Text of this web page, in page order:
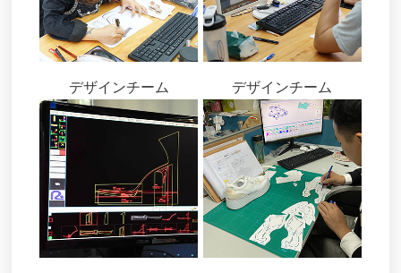
デザインチーム デザインチーム